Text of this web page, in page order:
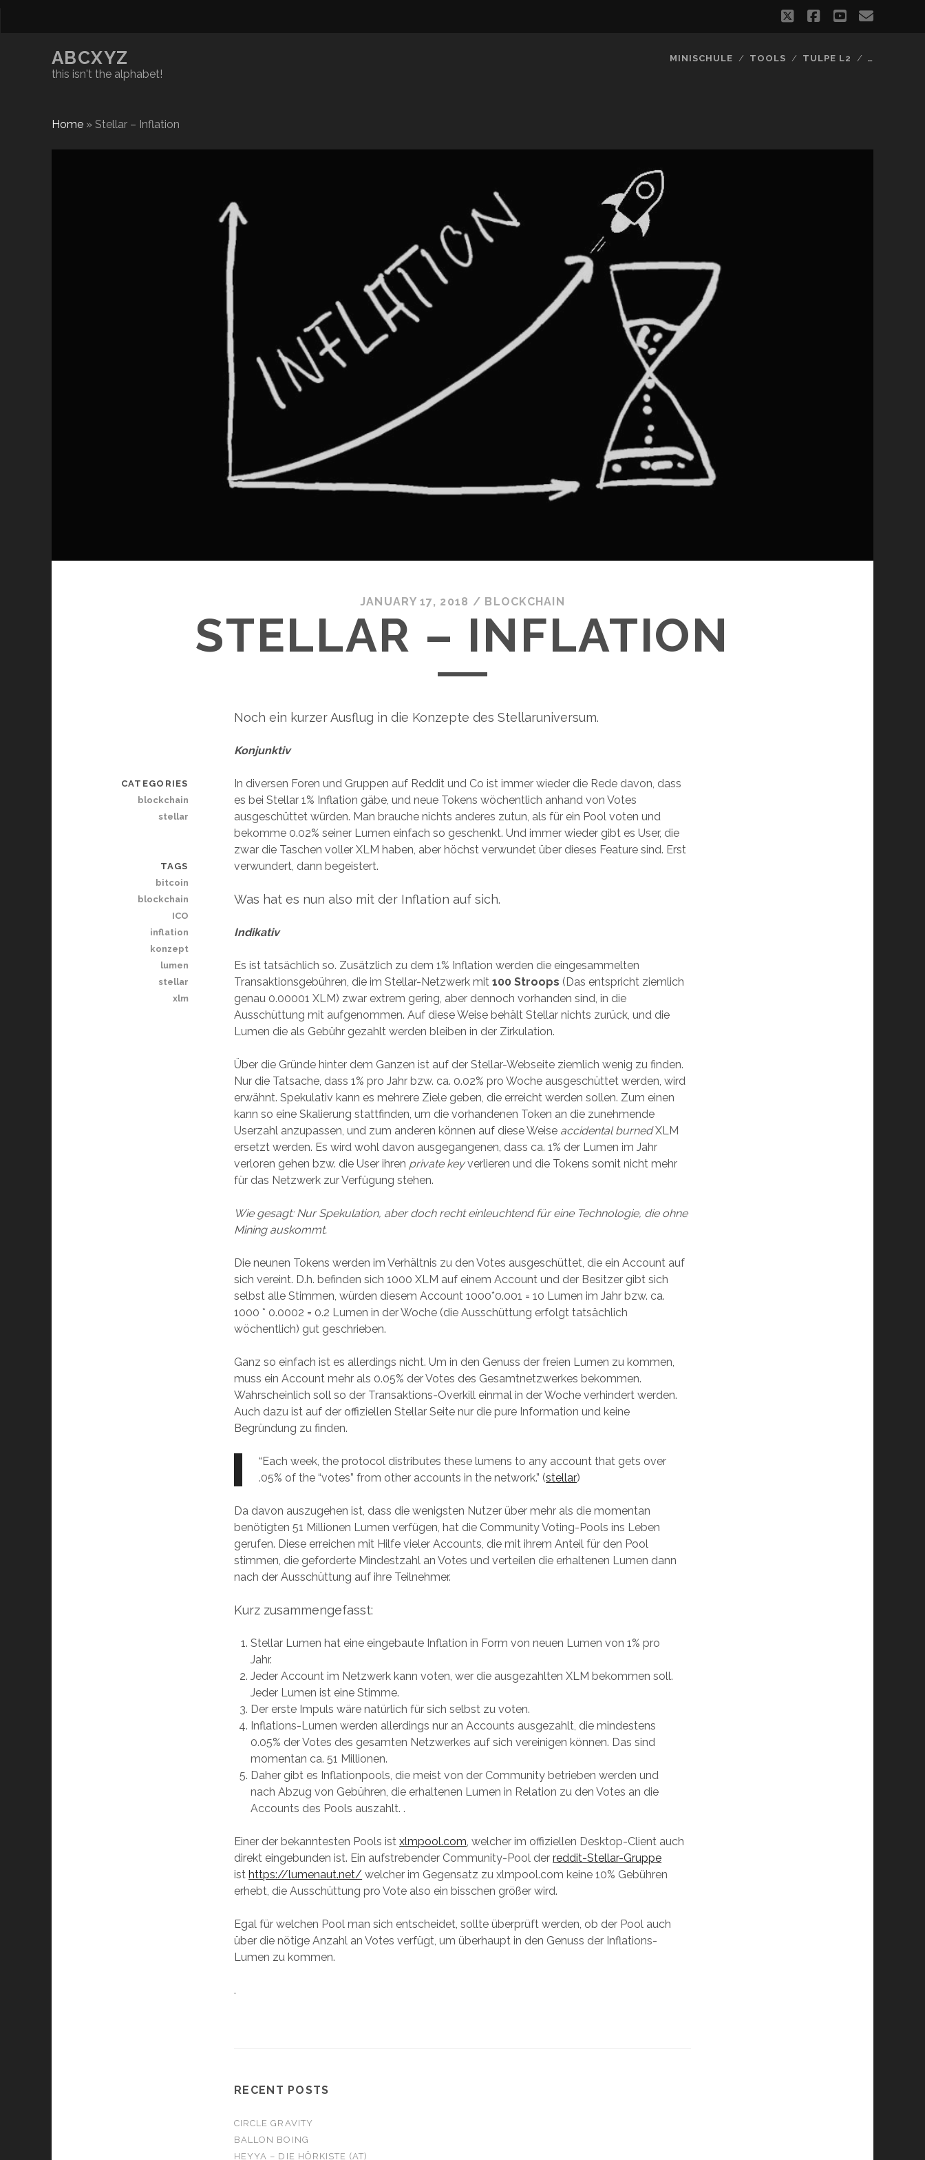
twitterfacebook
youtube
email
ABCXYZ
this isn't the alphabet!
MINISCHULE TOOLS TULPE L2 …
Home» Stellar – Inflation
JANUARY 17, 2018 / BLOCKCHAIN
STELLAR – INFLATION
Noch ein kurzer Ausflug in die Konzepte des Stellaruniversum.
Konjunktiv
In diversen Foren und Gruppen auf Reddit und Co ist immer wieder die Rede davon, dass
es bei Stellar 1% Inflation gäbe, und neue Tokens wöchentlich anhand von Votes
ausgeschüttet würden. Man brauche nichts anderes zutun, als für ein Pool voten und
bekomme 0.02% seiner Lumen einfach so geschenkt. Und immer wieder gibt es User, die
zwar die Taschen voller XLM haben, aber höchst verwundet über dieses Feature sind. Erst
verwundert, dann begeistert.
Was hat es nun also mit der Inflation auf sich.
Indikativ
Es ist tatsächlich so. Zusätzlich zu dem 1% Inflation werden die eingesammelten
Transaktionsgebühren, die im Stellar-Netzwerk mit100 Stroops (Das entspricht ziemlich
genau 0.00001 XLM) zwar extrem gering, aber dennoch vorhanden sind, in die
Ausschüttung mit aufgenommen. Auf diese Weise behält Stellar nichts zurück, und die
Lumen die als Gebühr gezahlt werden bleiben in der Zirkulation.
Über die Gründe hinter dem Ganzen ist auf der Stellar-Webseite ziemlich wenig zu finden.
Nur die Tatsache, dass 1% pro Jahr bzw. ca. 0.02% pro Woche ausgeschüttet werden, wird
erwähnt. Spekulativ kann es mehrere Ziele geben, die erreicht werden sollen. Zum einen
kann so eineSkalierung stattfinden, um die vorhandenen Token an die zunehmende
Userzahl anzupassen, und zum anderen können auf diese Weise accidental burned XLM
ersetzt werden. Es wird wohl davon ausgegangenen, dass ca. 1% der Lumen im Jahr
verloren gehen bzw. die User ihren private keyverlieren und die Tokens somit nicht mehr
für das Netzwerk zur Verfügung stehen.
Wie gesagt: Nur Spekulation, aber doch recht einleuchtend für eine Technologie, die ohne
Mining auskommt.
Die neunen Tokens werden im Verhältnis zu den Votes ausgeschüttet, die ein Account auf
sich vereint. D.h. befinden sich 1000 XLM auf einem Account und der Besitzer gibt sich
selbst alle Stimmen, würden diesem Account 1000*0.001 = 10 Lumen im Jahr bzw. ca.
1000 * 0.0002 = 0.2 Lumen in der Woche (die Ausschüttung erfolgt tatsächlich
wöchentlich) gut geschrieben.
Ganz so einfach ist es allerdings nicht. Um in den Genuss der freien Lumen zu kommen,
muss ein Account mehr als 0.05% der Votes des Gesamtnetzwerkes bekommen.
Wahrscheinlich soll so der Transaktions-Overkill einmal in der Woche verhindert werden.
Auch dazu ist auf der offiziellen Stellar Seite nur die pure Information und keine
Begründung zu finden.
“Each week, the protocol distributes these lumens to any account that gets over
.05% of the “votes” from other accounts in the network.” (stellar)
Da davon auszugehen ist, dass die wenigsten Nutzer über mehr als die momentan
benötigten 51 Millionen Lumen verfügen, hat die Community Voting-Pools ins Leben
gerufen. Diese erreichen mit Hilfe vieler Accounts, die mit ihrem Anteil für den Pool
stimmen, die geforderte Mindestzahl an Votes und verteilen die erhaltenen Lumen dann
nach der Ausschüttung auf ihre Teilnehmer.
Kurz zusammengefasst:
Stellar Lumen hat eine eingebaute Inflation in Form von neuen Lumen von 1% pro
Jahr.
Jeder Account im Netzwerk kann voten, wer die ausgezahlten XLM bekommen soll.
Jeder Lumen ist eine Stimme.
Der erste Impuls wäre natürlich für sich selbst zu voten.
Inflations-Lumen werden allerdings nur an Accounts ausgezahlt, die mindestens
0.05% der Votes des gesamten Netzwerkes auf sich vereinigen können. Das sind
momentan ca. 51 Millionen.
Daher gibt es Inflationpools, die meist von der Community betrieben werden und
nach Abzug von Gebühren, die erhaltenen Lumen in Relation zu den Votes an die
Accounts des Pools auszahlt. .
Einer der bekanntesten Pools istxlmpool.com, welcher im offiziellen Desktop-Client auch
direkt eingebunden ist. Ein aufstrebender Community-Pool derreddit-Stellar-Gruppe
ist https://lumenaut.net/ welcher im Gegensatz zu xlmpool.com keine 10% Gebühren
erhebt, die Ausschüttung pro Vote also ein bisschen größer wird.
Egal für welchen Pool man sich entscheidet, sollte überprüft werden, ob der Pool auch
über die nötige Anzahl an Votes verfügt, um überhaupt in den Genuss der Inflations-
Lumen zu kommen.
.
RECENT POSTS
CIRCLE GRAVITY
BALLON BOING
HEYYA – DIE HÖRKISTE (AT)
CATEGORIES
blockchain
stellar
TAGS
bitcoin
blockchain
ICO
inflation
konzept
lumen
stellar
xlm